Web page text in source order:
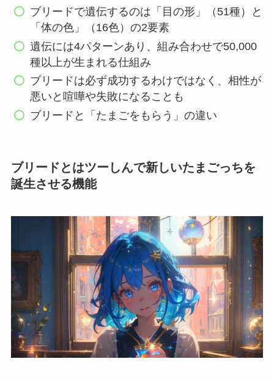
ブリードで遺伝するのは「目の形」（51種）と
「体の色」（16色）の2要素
遺伝には4パターンあり、組み合わせで50,000
種以上が生まれる仕組み
ブリードは必ず成功するわけではなく、相性が
悪いと喧嘩や失敗になることも
ブリードと「たまごをもらう」の違い
ブリードとはツーしんで新しいたまごっちを
誕生させる機能